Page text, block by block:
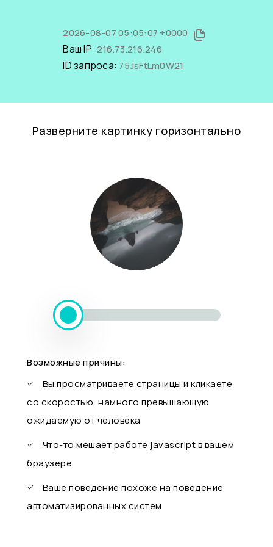
2026-08-07 05:05:07 +0000
Ваш IP:216.73.216.246
ID запроса: 75JsFtLm0W21
Разверните картинку горизонтально
Возможные причины:
Вы просматриваете страницы и кликаете
со скоростью, намного превышающую
ожидаемую от человека
Что-то мешает работе javascript в вашем
браузере
Ваше поведение похоже на поведение
автоматизированных систем